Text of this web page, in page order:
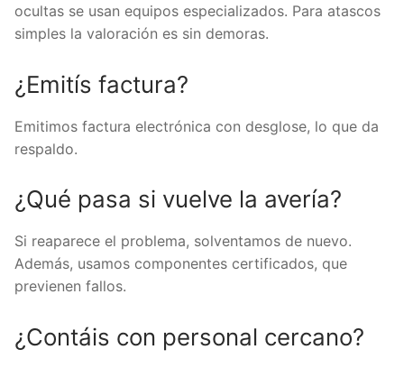
ocultas se usan equipos especializados. Para atascos
simples la valoración es sin demoras.
¿Emitís factura?
Emitimos factura electrónica con desglose, lo que da
respaldo.
¿Qué pasa si vuelve la avería?
Si reaparece el problema, solventamos de nuevo.
Además, usamos componentes certificados, que
previenen fallos.
¿Contáis con personal cercano?